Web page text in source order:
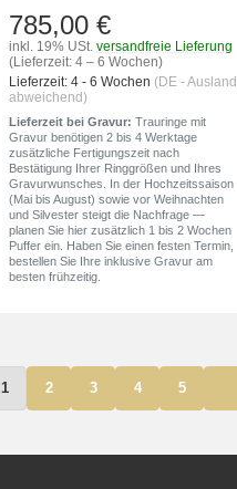
785,00 €
inkl. 19% USt. versandfreie Lieferung
(Lieferzeit: 4 – 6 Wochen)
Lieferzeit: 4 - 6 Wochen (DE - Ausland
abweichend)
Lieferzeit bei Gravur: Trauringe mit
Gravur benötigen 2 bis 4 Werktage
zusätzliche Fertigungszeit nach
Bestätigung Ihrer Ringgrößen und Ihres
Gravurwunsches. In der Hochzeitssaison
(Mai bis August) sowie vor Weihnachten
und Silvester steigt die Nachfrage —
planen Sie hier zusätzlich 1 bis 2 Wochen
Puffer ein. Haben Sie einen festen Termin,
bestellen Sie Ihre inklusive Gravur am
besten frühzeitig.
1 2 3 4 5